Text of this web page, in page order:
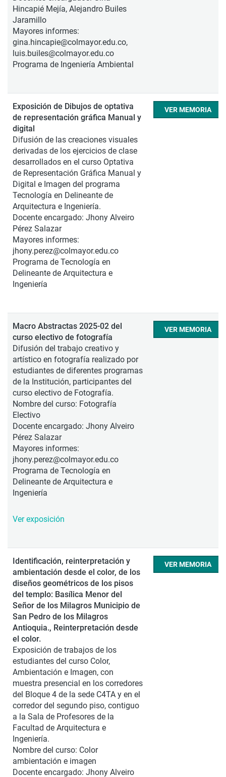
Hincapié Mejía, Alejandro Builes
Jaramillo
Mayores informes:
gina.hincapie@colmayor.edu.co,
luis.builes@colmayor.edu.co
Programa de Ingeniería Ambiental
Exposición de Dibujos de optativa
de representación gráfica Manual y
digital
Difusión de las creaciones visuales
derivadas de los ejercicios de clase
desarrollados en el curso Optativa
de Representación Gráfica Manual y
Digital e Imagen del programa
Tecnología en Delineante de
Arquitectura e Ingeniería.
Docente encargado: Jhony Alveiro
Pérez Salazar
Mayores informes:
jhony.perez@colmayor.edu.co
Programa de Tecnología en
Delineante de Arquitectura e
Ingeniería
VER MEMORIA
Macro Abstractas 2025-02 del
curso electivo de fotografía
Difusión del trabajo creativo y
artístico en fotografía realizado por
estudiantes de diferentes programas
de la Institución, participantes del
curso electivo de Fotografía.
Nombre del curso: Fotografía
Electivo
Docente encargado: Jhony Alveiro
Pérez Salazar
Mayores informes:
jhony.perez@colmayor.edu.co
Programa de Tecnología en
Delineante de Arquitectura e
Ingeniería
Ver exposición
VER MEMORIA
Identificación, reinterpretación y
ambientación desde el color, de los
diseños geométricos de los pisos
del templo: Basílica Menor del
Señor de los Milagros Municipio de
San Pedro de los Milagros
Antioquia., Reinterpretación desde
el color.
Exposición de trabajos de los
estudiantes del curso Color,
Ambientación e Imagen, con
muestra presencial en los corredores
del Bloque 4 de la sede C4TA y en el
corredor del segundo piso, contiguo
a la Sala de Profesores de la
Facultad de Arquitectura e
Ingeniería.
Nombre del curso: Color
ambientación e imagen
Docente encargado: Jhony Alveiro
VER MEMORIA